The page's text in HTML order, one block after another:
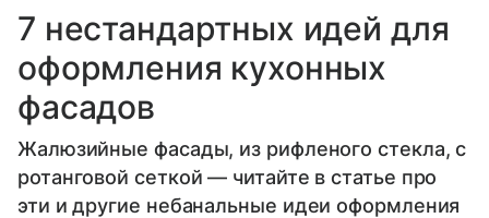
7 нестандартных идей для
оформления кухонных
фасадов
Жалюзийные фасады, из рифленого стекла, с
ротанговой сеткой — читайте в статье про
эти и другие небанальные идеи оформления